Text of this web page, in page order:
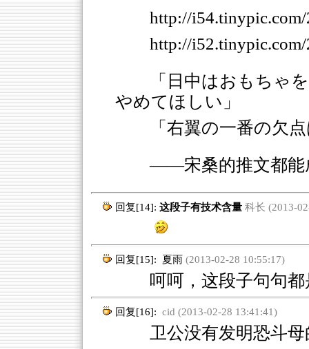
http://
http://
「日中はおもちゃ
やめてほしい」
「右翼の一番の欠
――宋桑的推文都能
回复[14]: 这段子有技术含量 科长 (2013-
回复[15]: 夏雨(2013-02-28 10:55:17)
呵呵，这段子句句都
回复[16]: cid (2013-02-28 13:41:41)
卫公没有发明恐斗母